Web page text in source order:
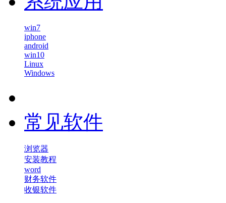
win7
iphone
android
win10
Linux
Windows
常见软件
浏览器
安装教程
word
财务软件
收银软件